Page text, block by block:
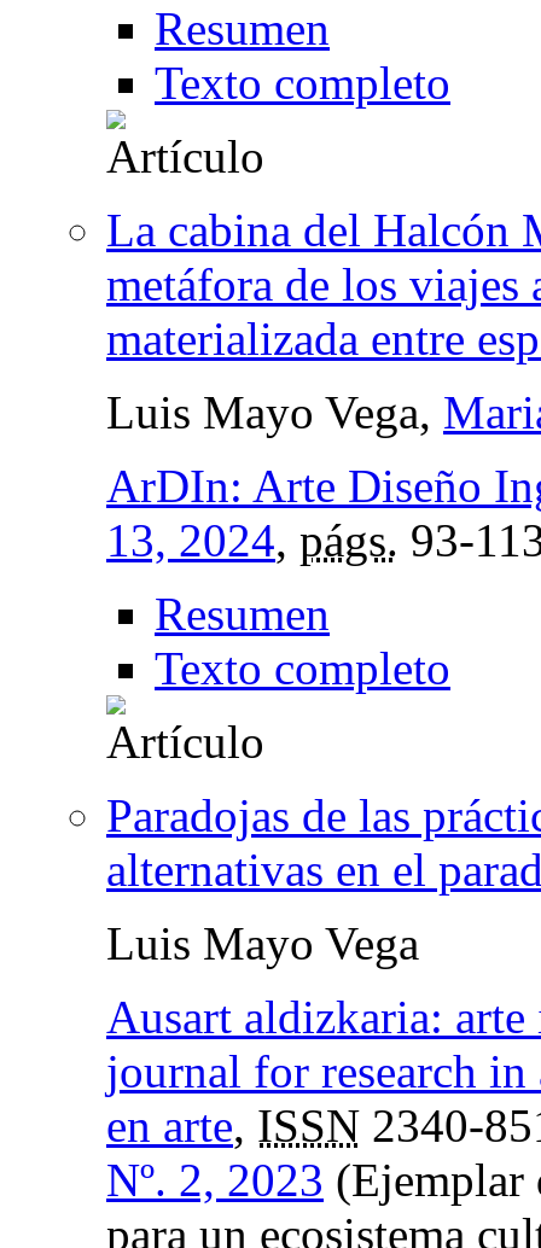
Resumen
Texto completo
La cabina del Halcón
metáfora de los viajes
materializada entre
Luis Mayo Vega,
ArDIn: Arte Diseño
13, 2024, págs. 93-
Resumen
Texto completo
Paradojas de las
alternativas en el
Luis Mayo Vega
Ausart aldizkaria:
journal for research
en arte, ISSN 2340-
Nº. 2, 2023 (Ejemplar
para un ecosistema